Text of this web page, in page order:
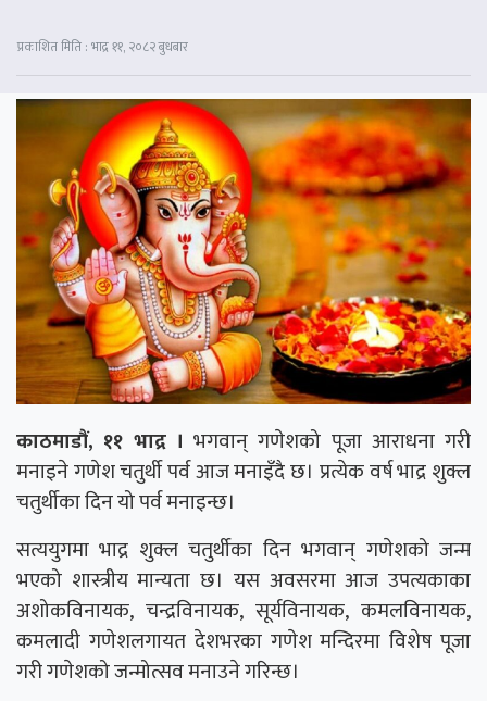
प्रकाशित मिति : भाद्र ११, २०८२ बुधबार
काठमाडौं, ११ भाद्र । भगवान् गणेशको पूजा आराधना गरी
मनाइने गणेश चतुर्थी पर्व आज मनाइँदै छ। प्रत्येक वर्ष भाद्र शुक्ल
चतुर्थीका दिन यो पर्व मनाइन्छ।
सत्ययुगमा भाद्र शुक्ल चतुर्थीका दिन भगवान् गणेशको जन्म
भएको शास्त्रीय मान्यता छ। यस अवसरमा आज उपत्यकाका
अशोकविनायक, चन्द्रविनायक, सूर्यविनायक, कमलविनायक,
कमलादी गणेशलगायत देशभरका गणेश मन्दिरमा विशेष पूजा
गरी गणेशको जन्मोत्सव मनाउने गरिन्छ।